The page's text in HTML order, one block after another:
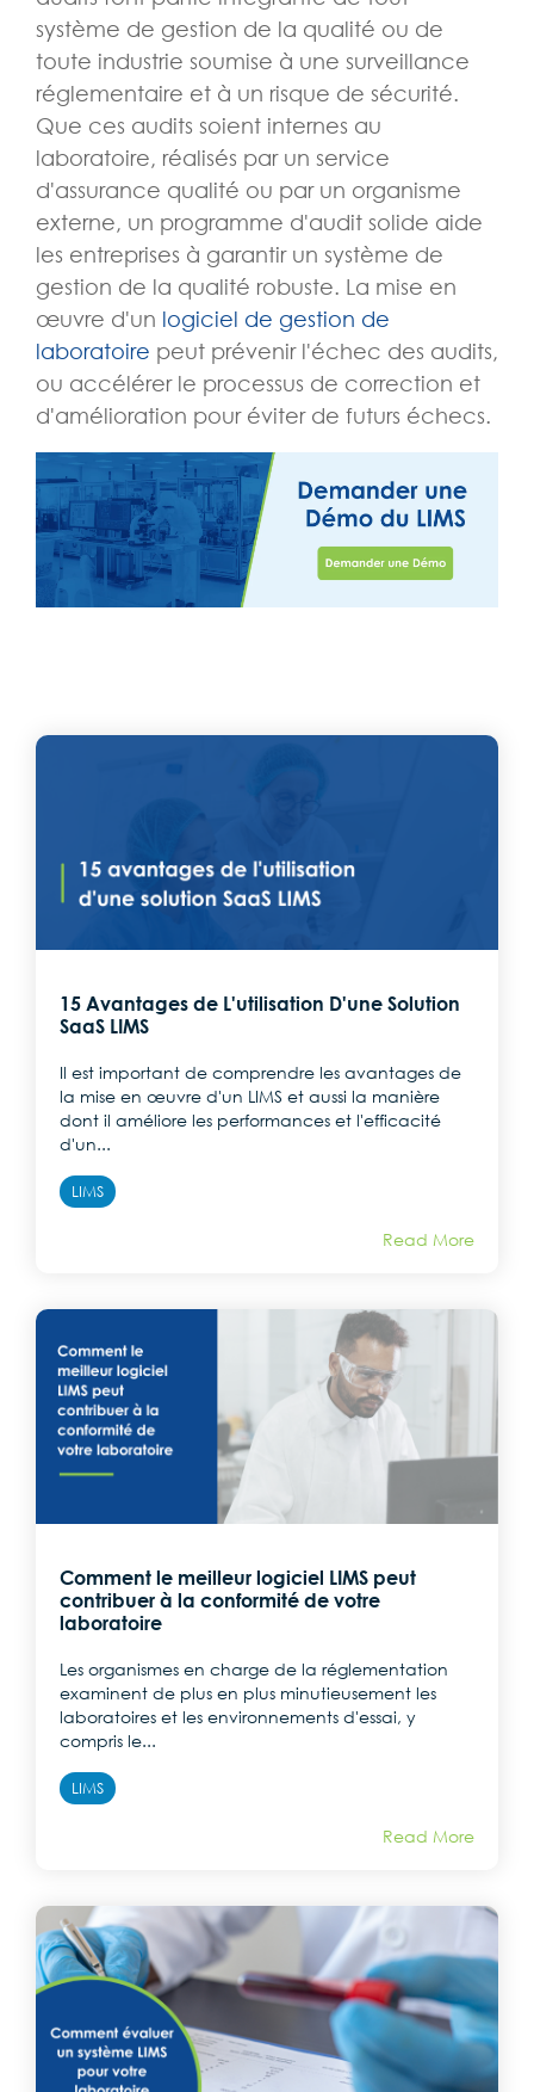
système de gestion de la qualité ou de
toute industrie soumise à une surveillance
réglementaire et à un risque de sécurité.
Que ces audits soient internes au
laboratoire, réalisés par un service
d'assurance qualité ou par un organisme
externe, un programme d'audit solide aide
les entreprises à garantir un système de
gestion de la qualité robuste. La mise en
œuvre d'un logiciel de gestion de
laboratoire peut prévenir l'échec des audits,
ou accélérer le processus de correction et
d'amélioration pour éviter de futurs échecs.
15 Avantages de L'utilisation D'une Solution
SaaS LIMS
Il est important de comprendre les avantages de
la mise en œuvre d'un LIMS et aussi la manière
dont il améliore les performances et l'efficacité
d'un...
LIMS
Read More
Comment le meilleur logiciel LIMS peut
contribuer à la conformité de votre
laboratoire
Les organismes en charge de la réglementation
examinent de plus en plus minutieusement les
laboratoires et les environnements d'essai, y
compris le...
LIMS
Read More